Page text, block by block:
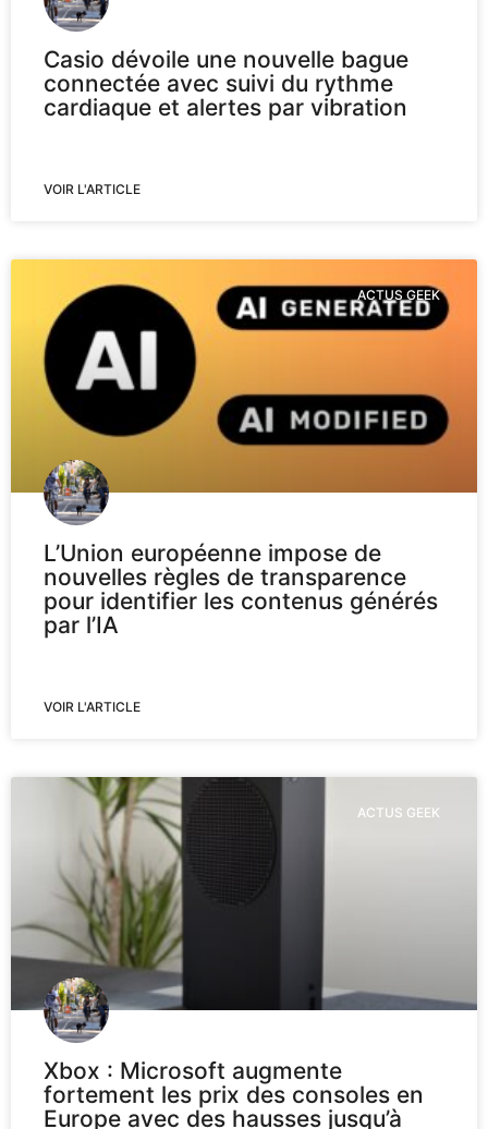
Casio dévoile une nouvelle bague
connectée avec suivi du rythme
cardiaque et alertes par vibration
VOIR L'ARTICLE
ACTUS GEEK
L’Union européenne impose de
nouvelles règles de transparence
pour identifier les contenus générés
par l’IA
VOIR L'ARTICLE
ACTUS GEEK
Xbox : Microsoft augmente
fortement les prix des consoles en
Europe avec des hausses jusqu’à